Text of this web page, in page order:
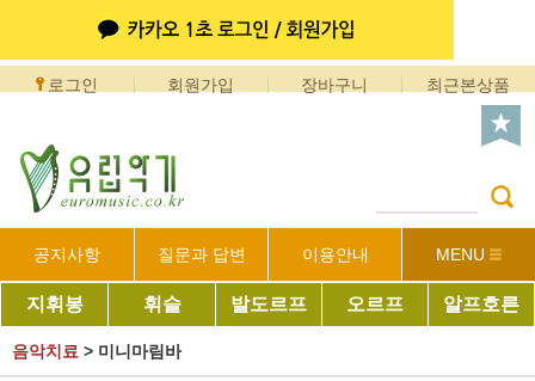
로그인 회원가입 장바구니 최근본상품
공지사항 질문과 답변 이용안내 MENU
지휘봉 휘슬 발도르프 오르프 알프호른
음악치료 > 미니마림바